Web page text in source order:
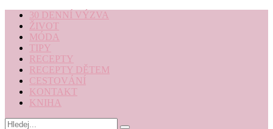
30 DENNÍ VÝZVA
ŽIVOT
MÓDA
TIPY
RECEPTY
RECEPTY DĚTEM
CESTOVÁNÍ
KONTAKT
KNIHA